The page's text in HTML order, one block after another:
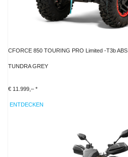
CFORCE 850 TOURING PRO Limited -T3b ABS
TUNDRA GREY
€ 11.999,– *
ENTDECKEN